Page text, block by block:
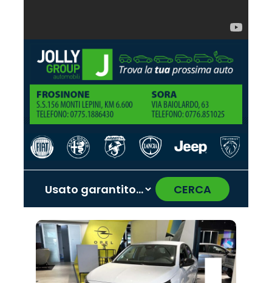
CERCA
Promo
Cupra
Promo
Hyundai
Promo
Citroën
Promo
Jeep
Promo
Omoda
Promo
Seat
Promo
Lancia
Promo
Peugeot
Promo
Abarth
Promo
Jaecoo
Promo
Alfa
Romeo
Promo
Fiat
Promo
Opel
Promo
Mazda
Promo
Land
Rover
‹ ›